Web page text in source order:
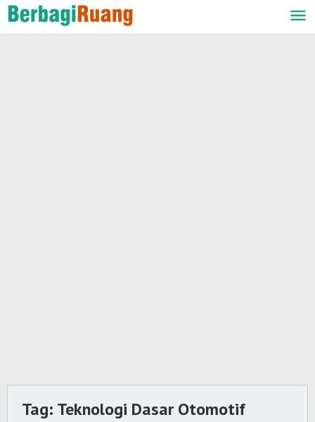
Lewati
ke
Tag: Teknologi Dasar Otomotif